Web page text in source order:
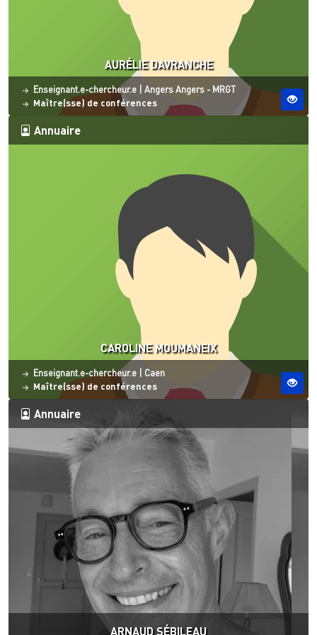
AURÉLIE DAVRANCHE
Statut
Enseignant.e-chercheur.e Site ESO
AngersAngers - MRGT
Maître(sse) de conférences
Annuaire
CAROLINE MOUMANEIX
Statut
Enseignant.e-chercheur.e Site ESO
Caen
Maître(sse) de conférences
Annuaire
ARNAUD SÉBILEAU